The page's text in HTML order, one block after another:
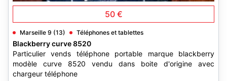
50 €
Marseille 9 (13) Téléphones et tablettes
Blackberry curve 8520
Particulier vends téléphone portable marque blackberry
modèle curve 8520 vendu dans boite d'origine avec
chargeur téléphone